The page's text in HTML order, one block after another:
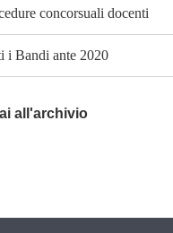
concorsuali docenti
i Bandi ante 2020
all'archivio